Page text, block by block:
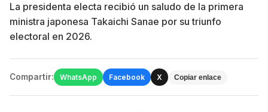
La presidenta electa recibió un saludo de la primera
ministra japonesa Takaichi Sanae por su triunfo
electoral en 2026.
Compartir: WhatsApp Facebook X Copiar enlace